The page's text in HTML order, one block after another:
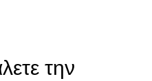
την